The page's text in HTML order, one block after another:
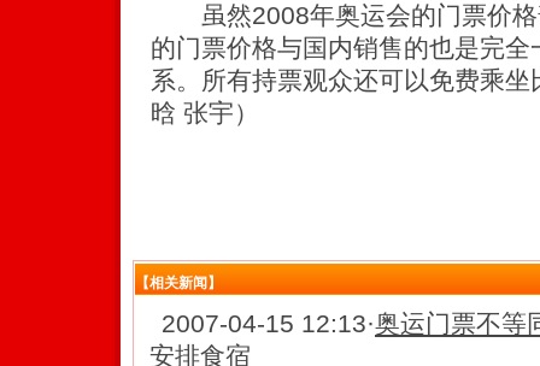
虽然2008年奥运会的门票价格
的门票价格与国内销售的也是完
系。所有持票观众还可以免费乘
晗 张宇）
【相关新闻】
2007-04-15 12:13·奥运门票不等
安排食宿